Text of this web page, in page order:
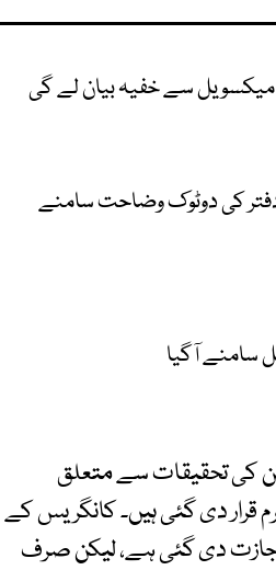
سے خفیہ بیان لے گی
دفتر کی دوٹوک وضاحت سامنے
سامنے آگیا
کی تحقیقات سے متعلق
قرار دی گئی ہیں۔ کانگریس کے
دی گئی ہے، لیکن صرف